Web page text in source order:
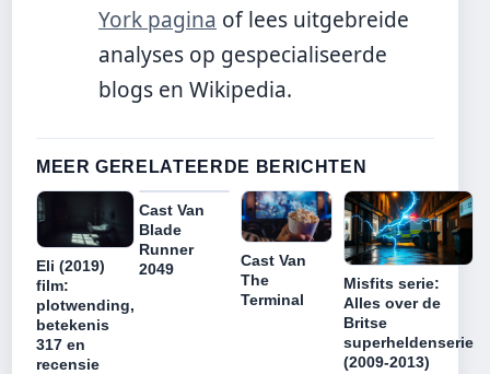
York pagina of lees uitgebreide
analyses op gespecialiseerde
blogs en Wikipedia.
MEER GERELATEERDE BERICHTEN
Eli (2019)
film:
plotwending,
betekenis
317 en
recensie
Cast Van
Blade
Runner
2049
Cast Van
The
Terminal
Misfits serie:
Alles over de
Britse
superheldenserie
(2009-2013)